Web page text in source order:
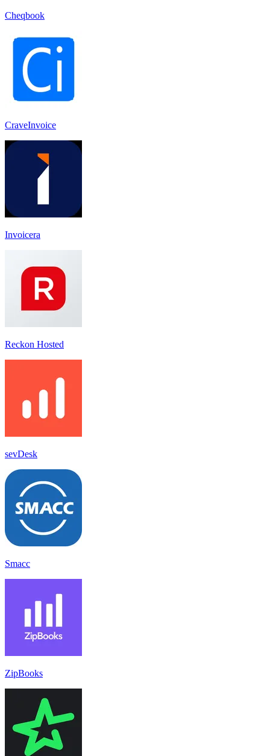
Cheqbook
CraveInvoice
Invoicera
Reckon Hosted
sevDesk
Smacc
ZipBooks